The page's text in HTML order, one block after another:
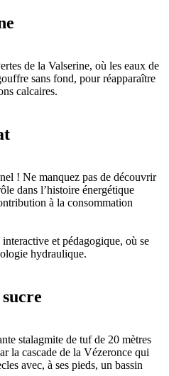
de la Valserine, où les eaux de
sans fond, pour réapparaître
calcaires.
! Ne manquez pas de découvrir
dans l’histoire énergétique
à la consommation
et pédagogique, où se
hydraulique.
stalagmite de tuf de 20 mètres
la cascade de la Vézeronce qui
avec, à ses pieds, un bassin